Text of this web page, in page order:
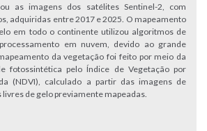
as imagens dos satélites Sentinel-2, com
adquiridas entre 2017 e 2025. O mapeamento
em todo o continente utilizou algoritmos de
em nuvem, devido ao grande
da vegetação foi feito por meio da
fotossintética pelo Índice de Vegetação por
(NDVI), calculado a partir das imagens de
livres de gelo previamente mapeadas.